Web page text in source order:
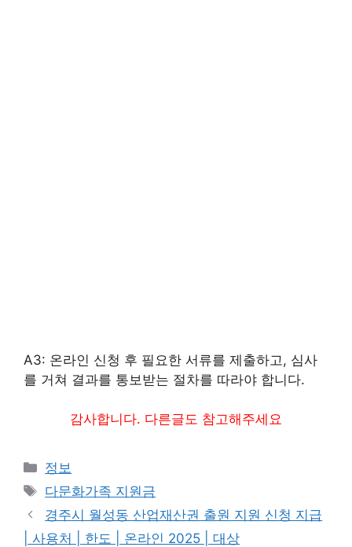
A3: 온라인 신청 후 필요한 서류를 제출하고, 심사
를 거쳐 결과를 통보받는 절차를 따라야 합니다.
감사합니다. 다른글도 참고해주세요
카
테
리
정보
태
그
다문화가족 지원금
경주시 월성동 산업재산권 출원 지원 신청 지급
| 사용처 | 한도 | 온라인 2025 | 대상